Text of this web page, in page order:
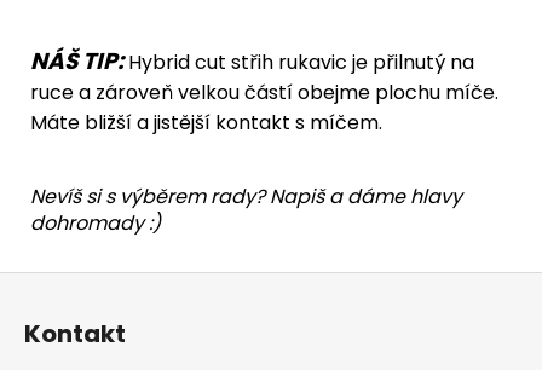
NÁŠ TIP:Hybrid cut střih rukavic je přilnutý na
ruce a zároveň velkou částí obejme plochu míče.
Máte bližší a jistější kontakt s míčem.
Nevíš si s výběrem rady? Napiš a dáme hlavy
dohromady :)
Z
Kontakt